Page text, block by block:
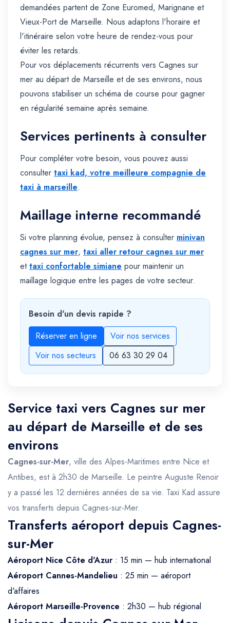
demandées partent de Zone Euromed, Marignane et
Vieux-Port de Marseille. Nous adaptons l'horaire et
l'itinéraire selon votre heure de rendez-vous pour
éviter les retards.
Pour vos déplacements récurrents vers Cagnes sur
mer au départ de Marseille et de ses environs, nous
pouvons stabiliser un schéma de course pour gagner
en régularité semaine après semaine.
Services pertinents à consulter
Pour compléter votre besoin, vous pouvez aussi
consulter taxi kad, votre meilleure compagnie de
taxi à marseille.
Maillage interne recommandé
Si votre planning évolue, pensez à consulter minivan
cagnes sur mer, taxi aller retour cagnes sur mer
ettaxi confortable simiane pour maintenir un
maillage logique entre les pages de votre secteur.
Besoin d'un devis rapide ?
Réserver en ligne
Voir nos services
Voir nos secteurs
06 63 30 29 04
Service taxi vers Cagnes sur mer
au départ de Marseille et de ses
environs
Cagnes-sur-Mer, ville des Alpes-Maritimes entre Nice et
Antibes, est à 2h30 de Marseille. Le peintre Auguste Renoir
y a passé les 12 dernières années de sa vie. Taxi Kad assure
vos transferts depuis Cagnes-sur-Mer.
Transferts aéroport depuis Cagnes-
sur-Mer
Aéroport Nice Côte d'Azur : 15 min — hub international
Aéroport Cannes-Mandelieu : 25 min — aéroport
d'affaires
Aéroport Marseille-Provence : 2h30 — hub régional